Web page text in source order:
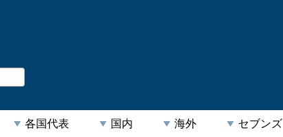
各国代表 国内 海外 セブンズ